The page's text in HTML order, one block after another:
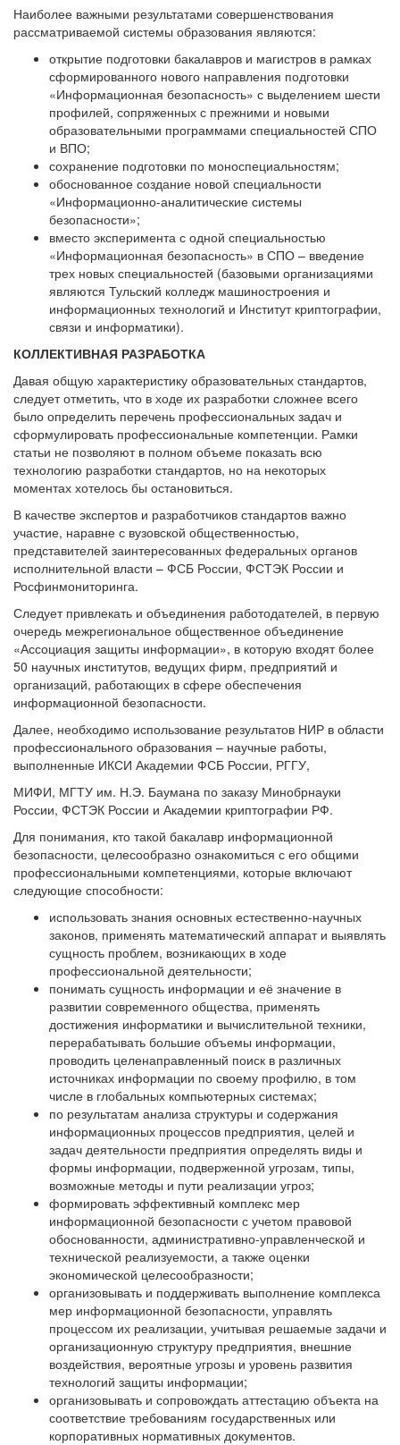
Наиболее важными результатами совершенствования
рассматриваемой системы образования являются:
открытие подготовки бакалавров и магистров в рамках
сформированного нового направления подготовки
«Информационная безопасность» с выделением шести
профилей, сопряженных с прежними и новыми
образовательными программами специальностей СПО
и ВПО;
сохранение подготовки по моноспециальностям;
обоснованное создание новой специальности
«Информационно-аналитические системы
безопасности»;
вместо эксперимента с одной специальностью
«Информационная безопасность» в СПО – введение
трех новых специальностей (базовыми организациями
являются Тульский колледж машиностроения и
информационных технологий и Институт криптографии,
связи и информатики).
КОЛЛЕКТИВНАЯ РАЗРАБОТКА
Давая общую характеристику образовательных стандартов,
следует отметить, что в ходе их разработки сложнее всего
было определить перечень профессиональных задач и
сформулировать профессиональные компетенции. Рамки
статьи не позволяют в полном объеме показать всю
технологию разработки стандартов, но на некоторых
моментах хотелось бы остановиться.
В качестве экспертов и разработчиков стандартов важно
участие, наравне с вузовской общественностью,
представителей заинтересованных федеральных органов
исполнительной власти – ФСБ России, ФСТЭК России и
Росфинмониторинга.
Следует привлекать и объединения работодателей, в первую
очередь межрегиональное общественное объединение
«Ассоциация защиты информации», в которую входят более
50 научных институтов, ведущих фирм, предприятий и
организаций, работающих в сфере обеспечения
информационной безопасности.
Далее, необходимо использование результатов НИР в области
профессионального образования – научные работы,
выполненные ИКСИ Академии ФСБ России, РГГУ,
МИФИ, МГТУ им. Н.Э. Баумана по заказу Минобрнауки
России, ФСТЭК России и Академии криптографии РФ.
Для понимания, кто такой бакалавр информационной
безопасности, целесообразно ознакомиться с его общими
профессиональными компетенциями, которые включают
следующие способности:
использовать знания основных естественно-научных
законов, применять математический аппарат и выявлять
сущность проблем, возникающих в ходе
профессиональной деятельности;
понимать сущность информации и её значение в
развитии современного общества, применять
достижения информатики и вычислительной техники,
перерабатывать большие объемы информации,
проводить целенаправленный поиск в различных
источниках информации по своему профилю, в том
числе в глобальных компьютерных системах;
по результатам анализа структуры и содержания
информационных процессов предприятия, целей и
задач деятельности предприятия определять виды и
формы информации, подверженной угрозам, типы,
возможные методы и пути реализации угроз;
формировать эффективный комплекс мер
информационной безопасности с учетом правовой
обоснованности, административно-управленческой и
технической реализуемости, а также оценки
экономической целесообразности;
организовывать и поддерживать выполнение комплекса
мер информационной безопасности, управлять
процессом их реализации, учитывая решаемые задачи и
организационную структуру предприятия, внешние
воздействия, вероятные угрозы и уровень развития
технологий защиты информации;
организовывать и сопровождать аттестацию объекта на
соответствие требованиям государственных или
корпоративных нормативных документов.